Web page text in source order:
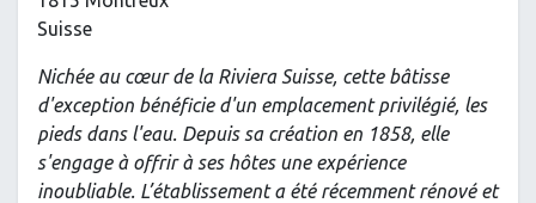
Suisse
Nichée au cœur de la Riviera Suisse, cette bâtisse
d'exception bénéficie d'un emplacement privilégié, les
pieds dans l'eau. Depuis sa création en 1858, elle
s'engage à offrir à ses hôtes une expérience
inoubliable. L’établissement a été récemment rénové et